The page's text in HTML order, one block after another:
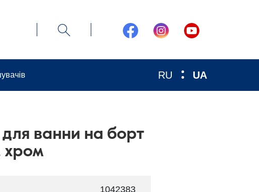
RU UA
ванни на борт
хром
1042383